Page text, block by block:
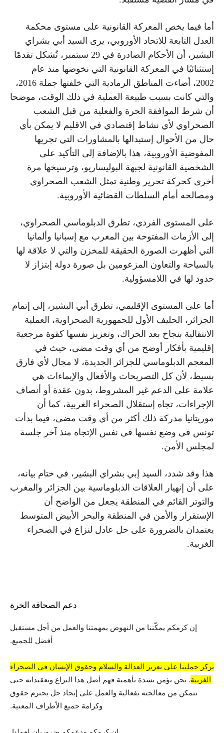
أما فيما يخص المعركة القانونية على مستوى محكمة
العدل التابعة للاتحاد الأوروبي، يرى السيد أبي بشراي
البشير، أن الأحكام الصادرة في 29 سبتمبر، تُشكل تقدمًا
إستثنائيًا في المعركة القانونية التي نخوضها منذ عام
2002، أضاءت المناطق الرمادية التي خلفتها جملة 2016،
والتي كانت بسبب طبيعة العملية في ذلك الوقت، موضحا
أن شرط الموافقة الحرة والفعلية من قبل الشعب
الصحراوي لأي نشاط إقتصادي في الاقليم لا يمكن بأي
حال من الأحوال إستبدالها بالمشاورات التي تجريها
المفوضية الأوروبية، هذا بالإضافة إلى التأكيد على
الشخصية القانونية لجبهة البوليساريو، وترسيخها مرة
أخرى كحركة تحرير وطنية تمثل الشعب الصحراوي
ومصالحه أمام السلطات القضائية الأوروبية.
على المستوى الفردي، تطرق الدبلوماسي الصحراوي،
إلى الأزمات المفتوحة بين المغرب مع إسبانيا وألمانيا
التي أظهرت الصورة الحقيقة للمخزن والتي لا علاقة لها
بالسياحة والتعاون المزعومين بل صورة دولة إبتزاز لا
حدود لها في اللامسؤولية.
أما على المستوى الإقليمي، تطرق أبي البشير، إلى إتمام
الجزائر، الحليف الأول للجمهورية الصحراوية، العملية
الانتقالية بنجاح بعد الحراك، وتعزيز نفسها كقوة مرجعية
إقليمية بأفكار أوضح من أي وقت مضى، حيث في
المعجم الدبلوماسي للجزائر الجديدة، لا مجال لأي فارق
بسيط، لأن كل التصريحات والأفعال والإيماءات هي
علامة على الدعم غير المشروط، بدون عقدة أو أنصاف
الإجراءات، تجاه إستقلال الصحراء الغربية، كما أن
موريتانيا مدركة ذلك أكثر من أي وقت مضى، فيما بدأت
تونس في وضع نفسها في نفس الإتجاه منذ آخر جلسة
لمجلس الأمن.
هذا وقد شدد، السيد إبي بشراي البشير، في ختام بيانه،
على أن إنهيار العلاقات الدبلوماسية بين الجزائر والمغرب
والتوتر القائم في المنطقة يجعل من الواضح أن
الإستقرار والأمن في المنطقة والبحر الأبيض المتوسط ​​
يعتمدان بالضرورة على حل عادل لنزاع في الصحراء
الغربية.
دعم الصحافة الحرة
إن كرمكم يمكّننا من النهوض بمهمتنا والعمل من أجل مستقبل
أفضل للجميع.
تركز حملتنا على تعزيز العدالة والسلام وحقوق الإنسان في الصحراء
الغربية. نحن نؤمن بشدة بأهمية فهم أصل هذا النزاع وتعقيداته حتى
نتمكن من معالجته بفعالية والعمل على إيجاد حل يحترم حقوق
وكرامة جميع الأطراف المعنية.